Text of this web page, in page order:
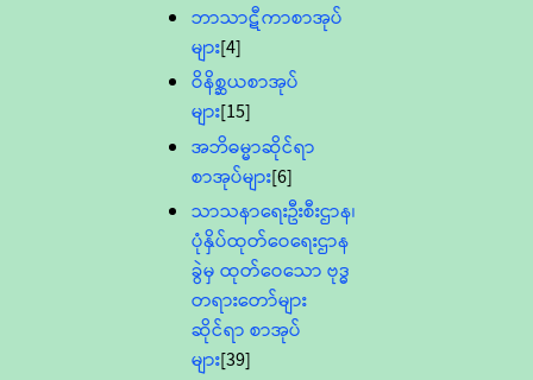
ဘာသာဋီကာစာအုပ်
များ[4]
ဝိနိစ္ဆယစာအုပ်
များ[15]
အဘိဓမ္မာဆိုင်ရာ
စာအုပ်များ[6]
သာသနာရေးဦးစီးဌာန၊
ပုံနှိပ်ထုတ်ဝေရေးဌာန
ခွဲမှ ထုတ်ဝေသော ဗုဒ္ဓ
တရားတော်များ
ဆိုင်ရာ စာအုပ်
များ[39]